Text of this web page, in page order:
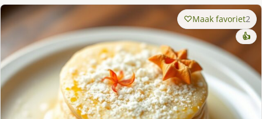
Maak favoriet2
👍